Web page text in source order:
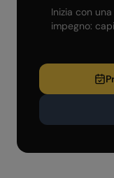
Inizia con
impegno: